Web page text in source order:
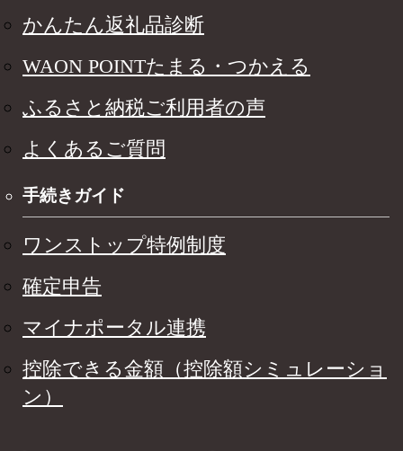
かんたん返礼品診断
WAON POINTたまる・つかえる
ふるさと納税ご利用者の声
よくあるご質問
手続きガイド
ワンストップ特例制度
確定申告
マイナポータル連携
控除できる金額（控除額シミュレーショ
ン）